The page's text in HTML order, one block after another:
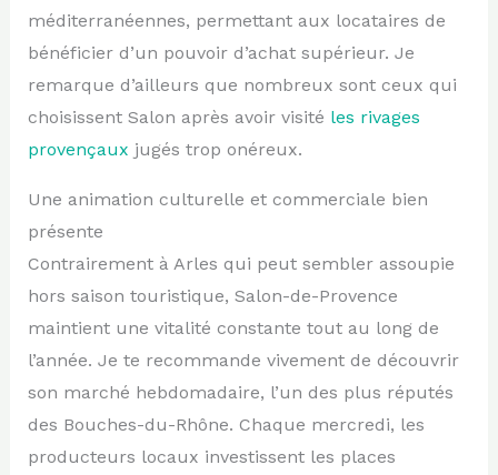
méditerranéennes, permettant aux locataires de
bénéficier d’un pouvoir d’achat supérieur. Je
remarque d’ailleurs que nombreux sont ceux qui
choisissent Salon après avoir visité les rivages
provençaux jugés trop onéreux.
Une animation culturelle et commerciale bien
présente
Contrairement à Arles qui peut sembler assoupie
hors saison touristique, Salon-de-Provence
maintient une vitalité constante tout au long de
l’année. Je te recommande vivement de découvrir
son marché hebdomadaire, l’un des plus réputés
des Bouches-du-Rhône. Chaque mercredi, les
producteurs locaux investissent les places